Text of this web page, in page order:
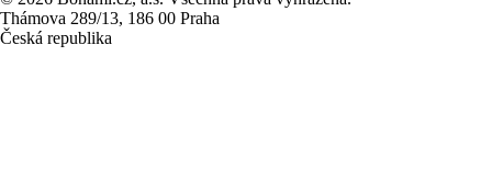
Thámova 289/13, 186 00 Praha
Česká republika